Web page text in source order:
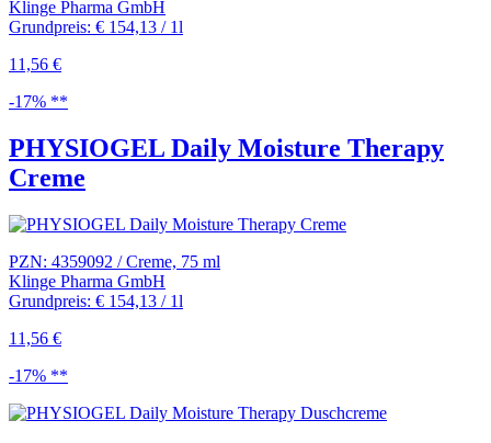
Klinge Pharma GmbH
Grundpreis: € 154,13 / 1l
11,56 €
-17% **
PHYSIOGEL Daily Moisture Therapy
Creme
PZN: 4359092 / Creme, 75 ml
Klinge Pharma GmbH
Grundpreis: € 154,13 / 1l
11,56 €
-17% **